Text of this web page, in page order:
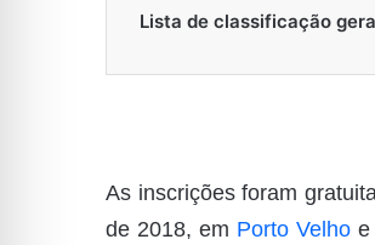
Lista de classificação
As inscrições foram
de 2018, em Porto Velhoe